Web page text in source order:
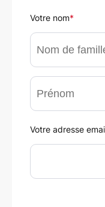
Votre nom*
Votre adresse